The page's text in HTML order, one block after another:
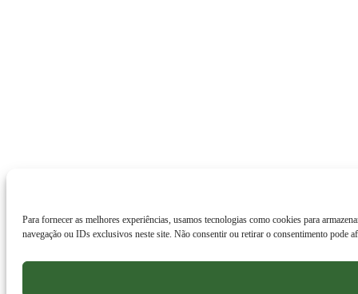
Para fornecer as melhores experiências, usamos tecnologias como cookies para
navegação ou IDs exclusivos neste site. Não consentir ou retirar o consentimento pode